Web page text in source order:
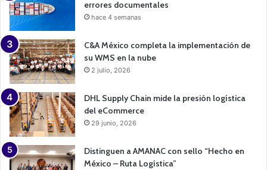
errores documentales
hace 4 semanas
C&A México completa la implementación de
su WMS en la nube
2 julio, 2026
DHL Supply Chain mide la presión logística
del eCommerce
29 junio, 2026
Distinguen a AMANAC con sello “Hecho en
México – Ruta Logística”